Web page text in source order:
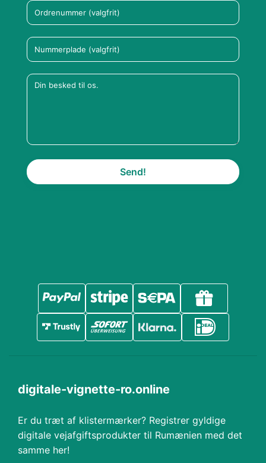
Send!
digitale-vignette-ro.online
Er du træt af klistermærker? Registrer gyldige
digitale vejafgiftsprodukter til Rumænien med det
samme her!